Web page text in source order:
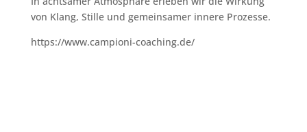
von Klang, Stille und gemeinsamer innere Prozesse.
https://www.campioni-coaching.de/